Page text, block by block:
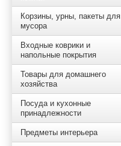
Корзины, урны, пакеты для
мусора
Входные коврики и
напольные покрытия
Товары для домашнего
хозяйства
Посуда и кухонные
принадлежности
Предметы интерьера